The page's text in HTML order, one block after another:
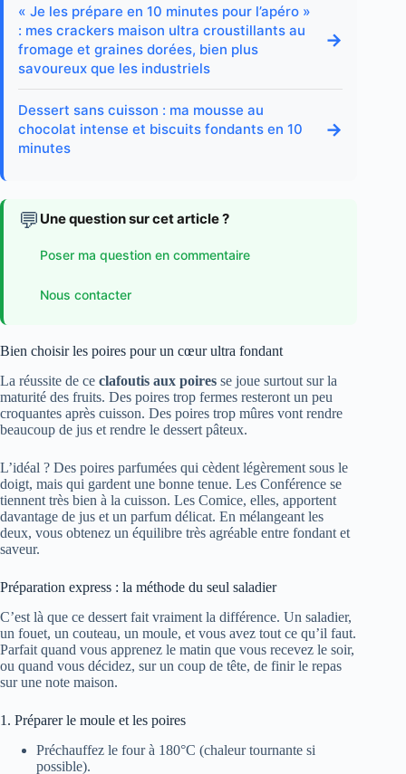
« Je les prépare en 10 minutes pour l’apéro »
: mes crackers maison ultra croustillants au
fromage et graines dorées, bien plus
savoureux que les industriels
→
Dessert sans cuisson : ma mousse au
chocolat intense et biscuits fondants en 10
minutes
→
💬 Une question sur cet article ?
Poser ma question en commentaire
Nous contacter
Bien choisir les poires pour un cœur ultra fondant
La réussite de ce clafoutis aux poires se joue surtout sur la
maturité des fruits. Des poires trop fermes resteront un peu
croquantes après cuisson. Des poires trop mûres vont rendre
beaucoup de jus et rendre le dessert pâteux.
L’idéal ? Des poires parfumées qui cèdent légèrement sous le
doigt, mais qui gardent une bonne tenue. Les Conférence se
tiennent très bien à la cuisson. Les Comice, elles, apportent
davantage de jus et un parfum délicat. En mélangeant les
deux, vous obtenez un équilibre très agréable entre fondant et
saveur.
Préparation express : la méthode du seul saladier
C’est là que ce dessert fait vraiment la différence. Un saladier,
un fouet, un couteau, un moule, et vous avez tout ce qu’il faut.
Parfait quand vous apprenez le matin que vous recevez le soir,
ou quand vous décidez, sur un coup de tête, de finir le repas
sur une note maison.
1. Préparer le moule et les poires
Préchauffez le four à 180°C (chaleur tournante si
possible).